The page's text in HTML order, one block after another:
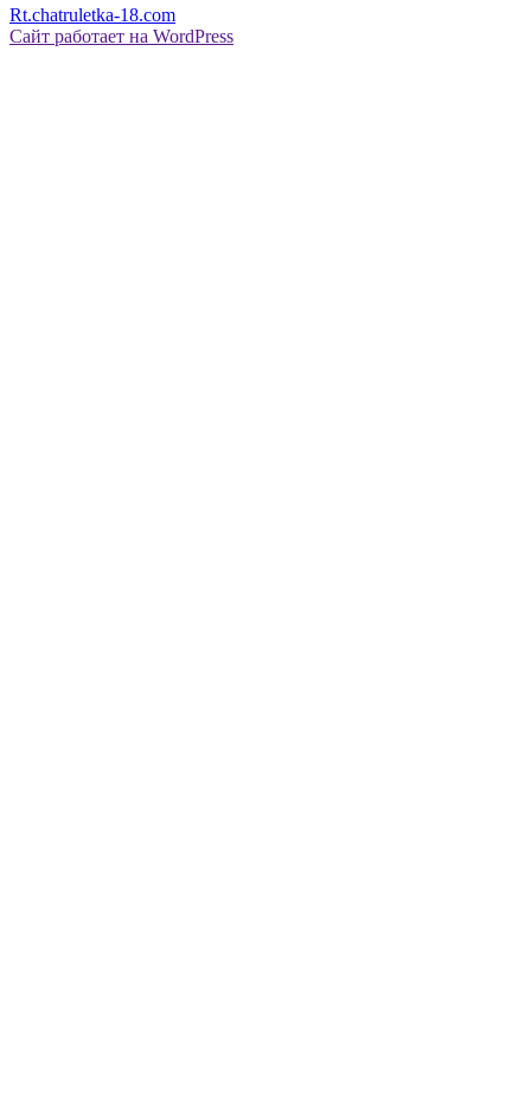
Rt.chatruletka-18.com
Сайт работает на WordPress